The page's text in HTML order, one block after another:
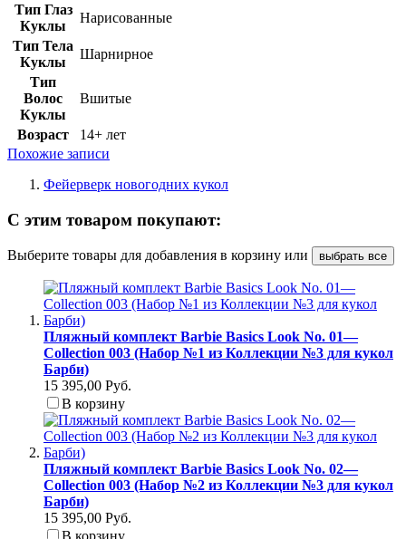
Тип Глаз
Куклы
Нарисованные
Тип Тела
Куклы
Шарнирное
Тип
Волос
Куклы
Вшитые
Возраст
14+ лет
Похожие записи
Фейерверк новогодних кукол
С этим товаром покупают:
Выберите товары для добавления в корзину или выбрать все
Пляжный комплект Barbie Basics Look No. 01—
Collection 003 (Набор №1 из Коллекции №3 для кукол
Барби)
15 395,00 Руб.
В корзину
Пляжный комплект Barbie Basics Look No. 02—
Collection 003 (Набор №2 из Коллекции №3 для кукол
Барби)
15 395,00 Руб.